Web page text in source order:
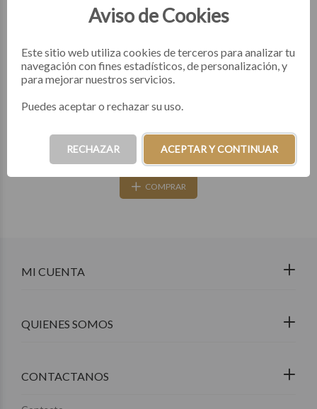
AROMATIZANTES
COMPRAR
MI CUENTA
QUIENES SOMOS
CONTACTANOS
Aviso de Cookies
Este sitio web utiliza cookies de terceros para analizar tu
navegación con fines estadísticos, de personalización, y
para mejorar nuestros servicios.
Puedes aceptar o rechazar su uso.
RECHAZAR ACEPTAR Y CONTINUAR